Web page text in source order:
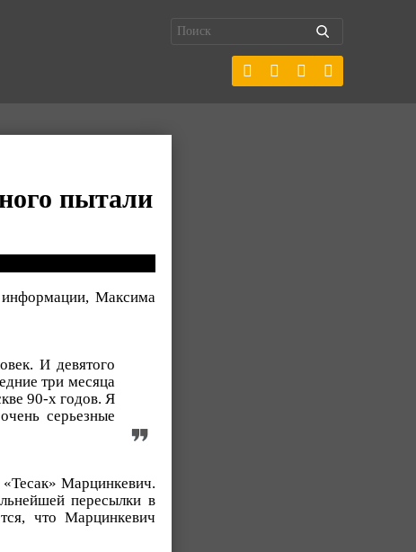
пытали
информации, Максима
И девятого
три месяца
90-х годов. Я
серьезные
Марцинкевич.
пересылки в
что Марцинкевич